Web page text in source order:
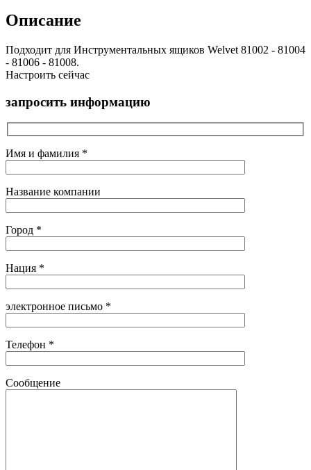
Описание
Подходит для Инструментальных ящиков Welvet 81002 - 81004
- 81006 - 81008.
Настроить сейчас
запросить информацию
Имя и фамилия *
Название компании
Город *
Нация *
электронное письмо *
Телефон *
Сообщение